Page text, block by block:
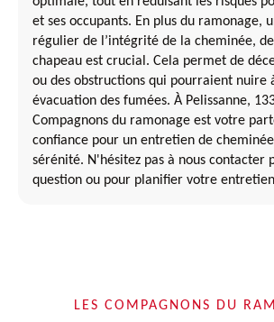
et ses occupants. En plus du ramonage,
régulier de l’intégrité de la cheminée,
chapeau est crucial. Cela permet de
ou des obstructions qui pourraient nuire
évacuation des fumées. À Pelissanne,
Compagnons du ramonage est votre
confiance pour un entretien de
sérénité. N'hésitez pas à nous contacter
question ou pour planifier votre
LES COMPAGNONS DU